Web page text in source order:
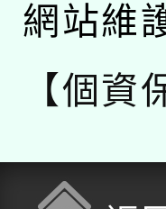
網站維
【個資